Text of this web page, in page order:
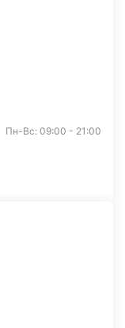
Пн-Вс: 09:00 - 21:00